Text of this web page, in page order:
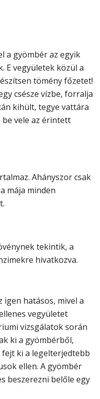
a gyömbér az egyik
E vegyületek közül a
tömény főzetet!
csésze vízbe, forralja
kihült, tegye vattára
vele az érintett
Ahányszor csak
mája minden
tekintik, a
hivatkozva.
igen hatásos, mivel a
vegyületet
vizsgálatok során
ki a gyömbérből,
ki a legelterjedtebb
ellen. A gyömbér
beszerezni belőle egy